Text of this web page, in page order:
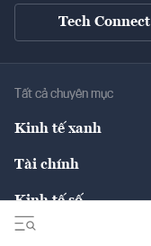
Tech Connect
Tất cả chuyên mục
Kinh tế xanh
Thương hiệu xanh
Tài chính
Ngân hàng
Thị trường vốn
Kinh tế số
Sản phẩm - Thị trường